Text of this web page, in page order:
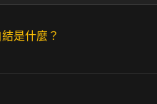
結是什麼？